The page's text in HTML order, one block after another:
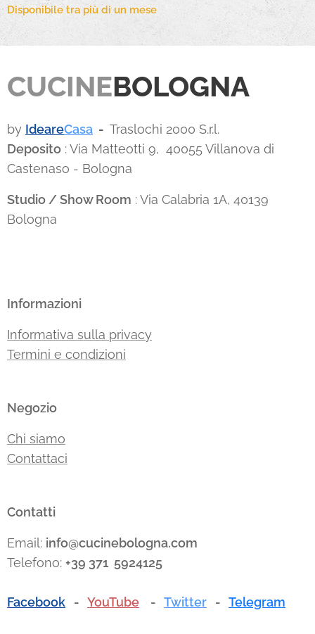
Disponibile tra più di un mese
CUCINEBOLOGNA
by IdeareCasa - Traslochi 2000 S.r.l.
Deposito : Via Matteotti 9, 40055 Villanova di
Castenaso - Bologna
Studio / Show Room : Via Calabria 1A, 40139
Bologna
Informazioni
Informativa sulla privacy
Termini e condizioni
Negozio
Chi siamo
Contattaci
Contatti
Email: info@cucinebologna.com
Telefono: +39 371 5924125
Facebook - YouTube - Twitter - Telegram